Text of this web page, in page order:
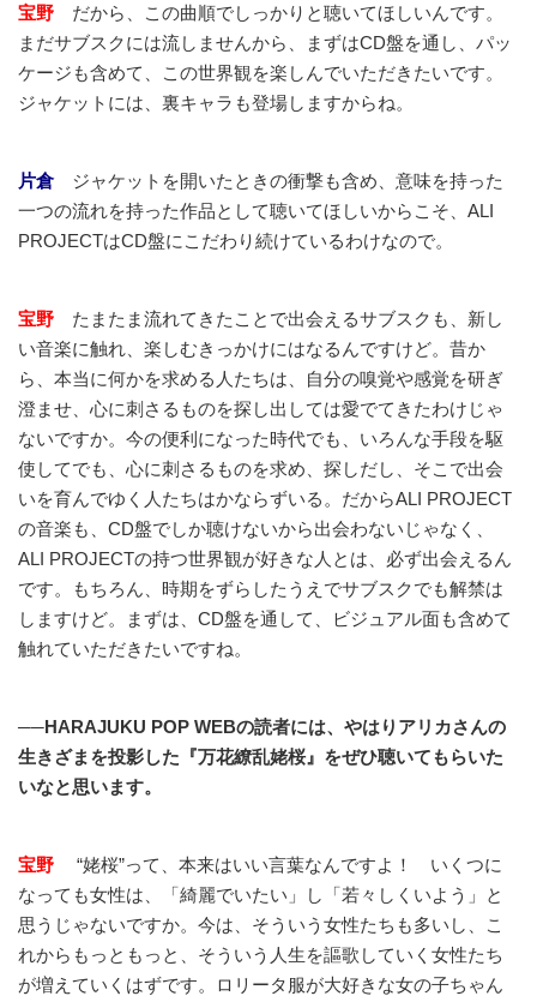
宝野 だから、この曲順でしっかりと聴いてほしいんです。
まだサブスクには流しませんから、まずはCD盤を通し、パッ
ケージも含めて、この世界観を楽しんでいただきたいです。
ジャケットには、裏キャラも登場しますからね。
片倉ジャケットを開いたときの衝撃も含め、意味を持った
一つの流れを持った作品として聴いてほしいからこそ、ALI
PROJECTはCD盤にこだわり続けているわけなので。
宝野 たまたま流れてきたことで出会えるサブスクも、新し
い音楽に触れ、楽しむきっかけにはなるんですけど。昔か
ら、本当に何かを求める人たちは、自分の嗅覚や感覚を研ぎ
澄ませ、心に刺さるものを探し出しては愛でてきたわけじゃ
ないですか。今の便利になった時代でも、いろんな手段を駆
使してでも、心に刺さるものを求め、探しだし、そこで出会
いを育んでゆく人たちはかならずいる。だからALI PROJECT
の音楽も、CD盤でしか聴けないから出会わないじゃなく、
ALI PROJECTの持つ世界観が好きな人とは、必ず出会えるん
です。もちろん、時期をずらしたうえでサブスクでも解禁は
しますけど。まずは、CD盤を通して、ビジュアル面も含めて
触れていただきたいですね。
──HARAJUKU POP WEBの読者には、やはりアリカさんの
生きざまを投影した『万花繚乱姥桜』をぜひ聴いてもらいた
いなと思います。
宝野 “姥桜”って、本来はいい言葉なんですよ！ いくつに
なっても女性は、「綺麗でいたい」し「若々しくいよう」と
思うじゃないですか。今は、そういう女性たちも多いし、こ
れからもっともっと、そういう人生を謳歌していく女性たち
が増えていくはずです。ロリータ服が大好きな女の子ちゃん